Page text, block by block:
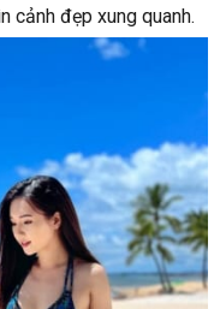
cảnh đẹp xung quanh.